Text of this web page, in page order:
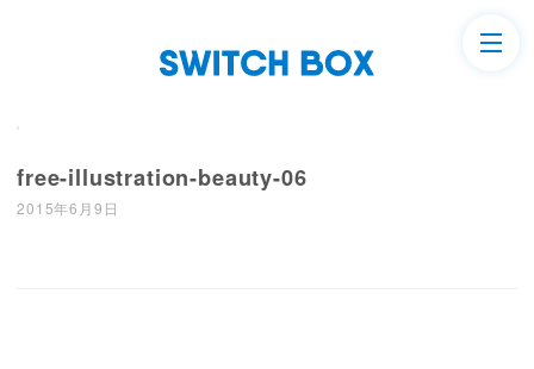
free-illustration-beauty-06
2015年6月9日